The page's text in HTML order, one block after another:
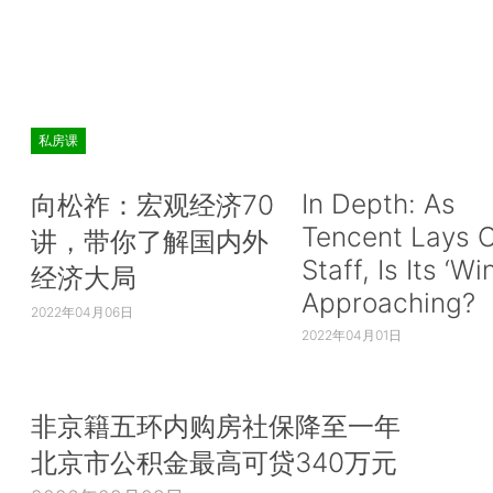
私房课
向松祚：宏观经济70
讲，带你了解国内外
经济大局
2022年04月06日
In Depth: As
Tencent Lays
Staff, Is Its
Approaching?
2022年04月01日
非京籍五环内购房社保降至一年
北京市公积金最高可贷340万元